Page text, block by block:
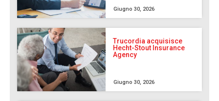
Giugno 30, 2026
Trucordia acquisisce
Hecht-Stout Insurance
Agency
Giugno 30, 2026